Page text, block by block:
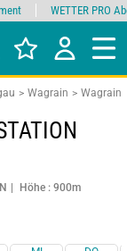
Wagrain Wagrain
Höhe : 900m
WETTER PRO